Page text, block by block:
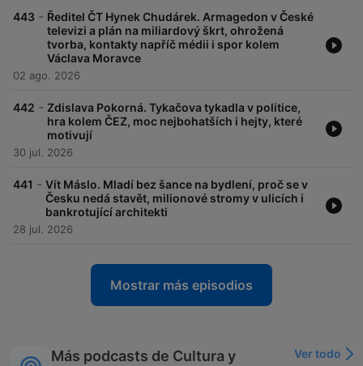
443 - Ředitel ČT Hynek Chudárek. Armagedon v České
televizi a plán na miliardový škrt, ohrožená
tvorba, kontakty napříč médii i spor kolem
Václava Moravce
02 ago. 2026
442 - Zdislava Pokorná. Tykačova tykadla v politice,
hra kolem ČEZ, moc nejbohatších i hejty, které
motivují
30 jul. 2026
441 - Vít Máslo. Mladí bez šance na bydlení, proč se v
Česku nedá stavět, milionové stromy v ulicích i
bankrotující architekti
28 jul. 2026
Mostrar más episodios
Más podcasts de Cultura y
Ver todo